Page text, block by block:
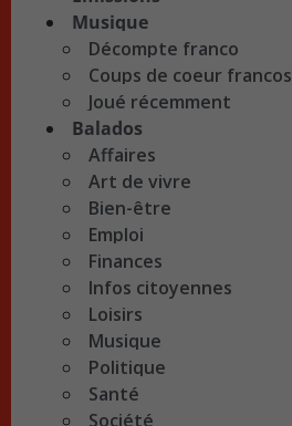
Musique
Décompte franco
Coups de coeur francos
Joué récemment
Balados
Affaires
Art de vivre
Bien-être
Emploi
Finances
Infos citoyennes
Loisirs
Musique
Politique
Santé
Société